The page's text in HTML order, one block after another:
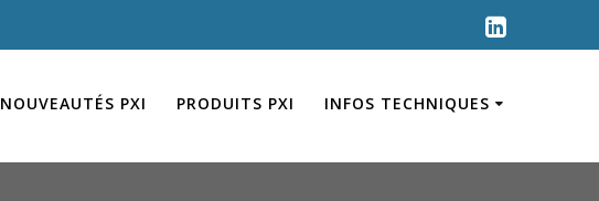
NOUVEAUTÉS PXI PRODUITS PXI INFOS TECHNIQUES